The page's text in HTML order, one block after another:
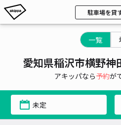
駐車場を貸
一覧
愛知県稲沢市横野神
アキッパなら予約が
未定